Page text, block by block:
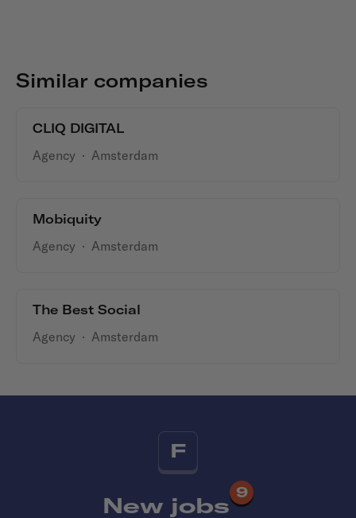
Similar companies
CLIQ DIGITAL
Agency · Amsterdam
Mobiquity
Agency · Amsterdam
The Best Social
Agency · Amsterdam
F
New jobs
9